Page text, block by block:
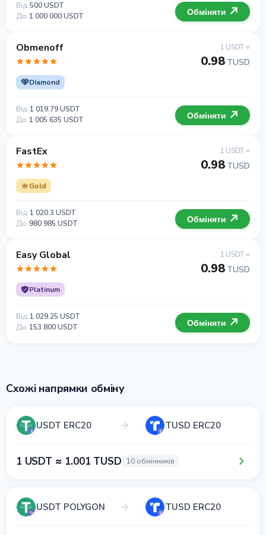
Від 500 USDT
До 1 000 000 USDT Обміняти
Obmenoff
Diamond
1 USDT =
0.98 TUSD
Від 1 019.79 USDT
До 1 005 635 USDT Обміняти
FastEx
Gold
1 USDT =
0.98 TUSD
Від 1 020.3 USDT
До 980 985 USDT Обміняти
Easy Global
Platinum
1 USDT =
0.98 TUSD
Від 1 029.25 USDT
До 153 800 USDT Обміняти
Схожі напрямки обміну
USDT ERC20 TUSD ERC20
1 USDT ≈ 1.001 TUSD 10 обмінників
USDT POLYGON TUSD ERC20